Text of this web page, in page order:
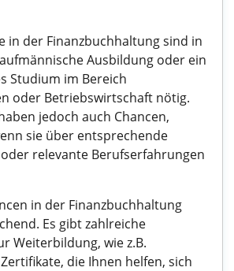
in der Finanzbuchhaltung sind in
Ausbildung oder ein
Studium im Bereich
oder Betriebswirtschaft nötig.
jedoch auch Chancen,
sie über entsprechende
relevante Berufserfahrungen
in der Finanzbuchhaltung
Es gibt zahlreiche
Weiterbildung, wie z.B.
die Ihnen helfen, sich